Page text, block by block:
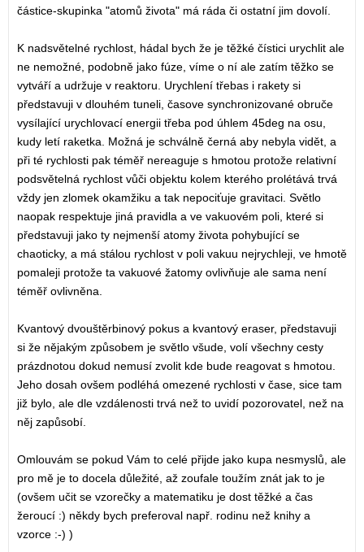
částice-skupinka "atomů života" má ráda či ostatní jim dovolí.
K nadsvětelné rychlost, hádal bych že je těžké čístici urychlit ale
ne nemožné, podobně jako fúze, víme o ní ale zatím těžko se
vytváří a udržuje v reaktoru. Urychlení třebas i rakety si
představuji v dlouhém tuneli, časove synchronizované obruče
vysílající urychlovací energii třeba pod úhlem 45deg na osu,
kudy letí raketka. Možná je schválně černá aby nebyla vidět, a
při té rychlosti pak téměř nereaguje s hmotou protože relativní
podsvětelná rychlost vůči objektu kolem kterého prolétává trvá
vždy jen zlomek okamžiku a tak nepociťuje gravitaci. Světlo
naopak respektuje jiná pravidla a ve vakuovém poli, které si
představuji jako ty nejmenší atomy života pohybující se
chaoticky, a má stálou rychlost v poli vakuu nejrychleji, ve hmotě
pomaleji protože ta vakuové žatomy ovlivňuje ale sama není
téměř ovlivněna.
Kvantový dvouštěrbinový pokus a kvantový eraser, představuji
si že nějakým způsobem je světlo všude, volí všechny cesty
prázdnotou dokud nemusí zvolit kde bude reagovat s hmotou.
Jeho dosah ovšem podléhá omezené rychlosti v čase, sice tam
již bylo, ale dle vzdálenosti trvá než to uvidí pozorovatel, než na
něj zapůsobí.
Omlouvám se pokud Vám to celé přijde jako kupa nesmyslů, ale
pro mě je to docela důležité, až zoufale toužím znát jak to je
(ovšem učit se vzorečky a matematiku je dost těžké a čas
žeroucí :) někdy bych preferoval např. rodinu než knihy a
vzorce :-) )